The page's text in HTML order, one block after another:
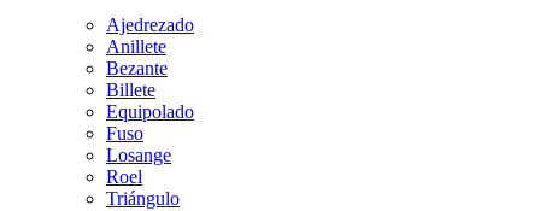
Ajedrezado
Anillete
Bezante
Billete
Equipolado
Fuso
Losange
Roel
Triángulo